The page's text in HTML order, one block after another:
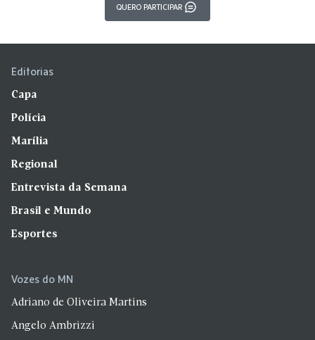
QUERO PARTICIPAR
Editorias
Capa
Polícia
Marília
Regional
Entrevista da Semana
Brasil e Mundo
Esportes
Vozes do MN
Adriano de Oliveira Martins
Angelo Ambrizzi